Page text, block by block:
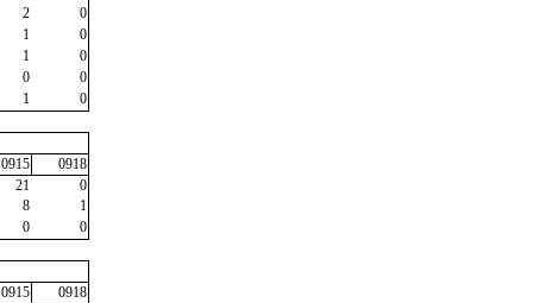
2
0
1
0
1
0
0
0
1
0
0915
0918
21
0
8
1
0
0
0915
0918